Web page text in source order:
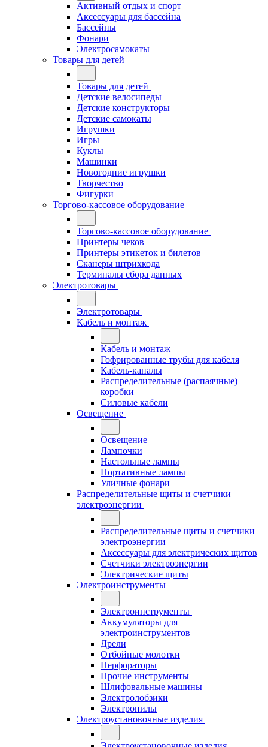
Активный отдых и спорт
Аксессуары для бассейна
Бассейны
Фонари
Электросамокаты
Товары для детей
Товары для детей
Детские велосипеды
Детские конструкторы
Детские самокаты
Игрушки
Игры
Куклы
Машинки
Новогодние игрушки
Творчество
Фигурки
Торгово-кассовое оборудование
Торгово-кассовое оборудование
Принтеры чеков
Принтеры этикеток и билетов
Сканеры штрихкода
Терминалы сбора данных
Электротовары
Электротовары
Кабель и монтаж
Кабель и монтаж
Гофрированные трубы для кабеля
Кабель-каналы
Распределительные (распаячные)
коробки
Силовые кабели
Освещение
Освещение
Лампочки
Настольные лампы
Портативные лампы
Уличные фонари
Распределительные щиты и счетчики
электроэнергии
Распределительные щиты и счетчики
электроэнергии
Аксессуары для электрических щитов
Счетчики электроэнергии
Электрические щиты
Электроинструменты
Электроинструменты
Аккумуляторы для
электроинструментов
Дрели
Отбойные молотки
Перфораторы
Прочие инструменты
Шлифовальные машины
Электролобзики
Электропилы
Электроустановочные изделия